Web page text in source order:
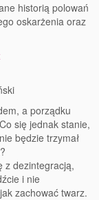
historią polowań
oskarżenia oraz
a porządku
się jednak stanie,
będzie trzymał
z dezintegracją,
i nie
zachować twarz.